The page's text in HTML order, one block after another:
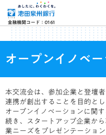
金融機関コード：0161
オープンイノベ
本交流会は、参加企業と登壇
連携が創出することを目的とし
オープンイノベーションに関
続き、スタートアップ企業か
業ニーズをプレゼンテーショ